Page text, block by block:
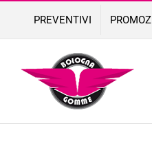
content
PREVENTIVI